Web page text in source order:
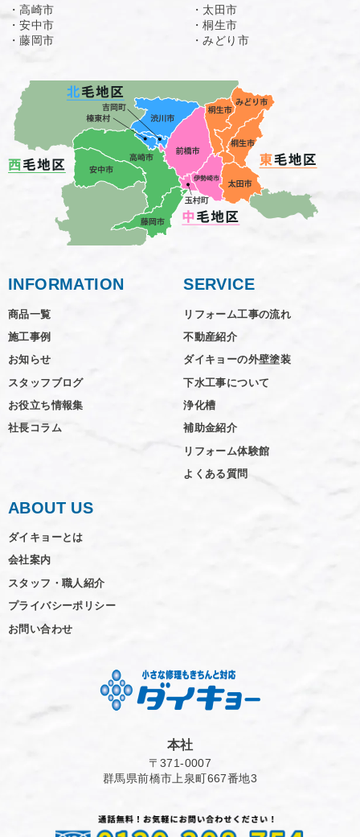
・高崎市
・安中市
・藤岡市
・太田市
・桐生市
・みどり市
INFORMATION
商品一覧
施工事例
お知らせ
スタッフブログ
お役立ち情報集
社長コラム
SERVICE
リフォーム工事の流れ
不動産紹介
ダイキョーの外壁塗装
下水工事について
浄化槽
補助金紹介
リフォーム体験館
よくある質問
ABOUT US
ダイキョーとは
会社案内
スタッフ・職人紹介
プライバシーポリシー
お問い合わせ
本社
〒371-0007
群馬県前橋市上泉町667番地3